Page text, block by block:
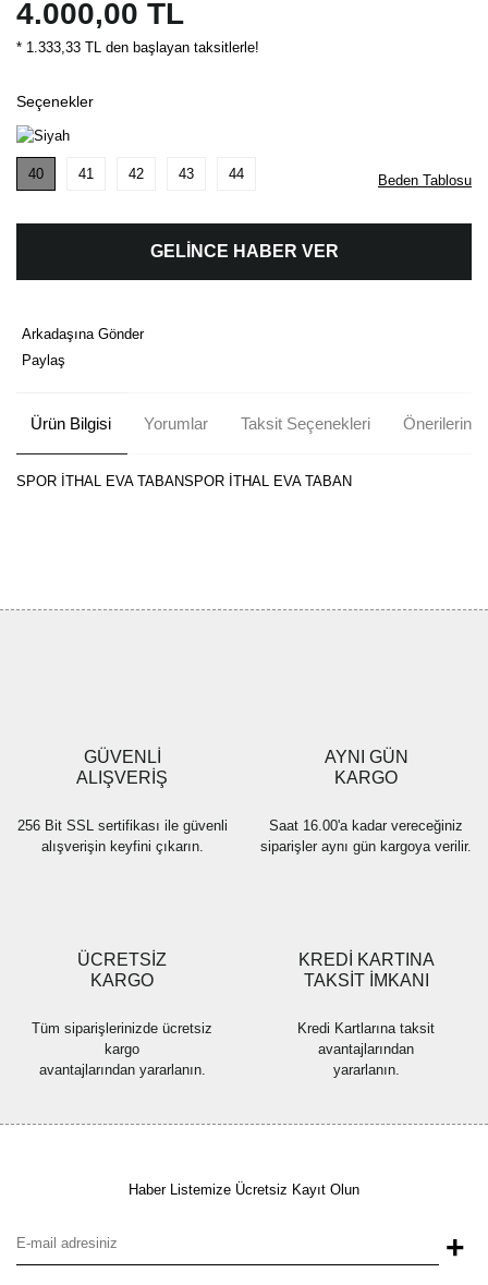
4.000,00 TL
* 1.333,33 TL den başlayan taksitlerle!
Seçenekler
40 41 42 43 44 Beden Tablosu
GELİNCE HABER VER
Arkadaşına Gönder
Paylaş
Ürün Bilgisi Yorumlar Taksit Seçenekleri Önerileriniz
SPOR İTHAL EVA TABANSPOR İTHAL EVA TABAN
Ürün fiyatı diğer sitelerden daha pahalı.
Bu ürüne benzer farklı alternatifler olmalı.
GÜVENLİ
ALIŞVERİŞ
256 Bit SSL sertifikası ile güvenli
alışverişin keyfini çıkarın.
AYNI GÜN
KARGO
Saat 16.00'a kadar vereceğiniz
siparişler aynı gün kargoya verilir.
ÜCRETSİZ
KARGO
Tüm siparişlerinizde ücretsiz
kargo
avantajlarından yararlanın.
KREDİ KARTINA
TAKSİT İMKANI
Kredi Kartlarına taksit
avantajlarından
yararlanın.
Haber Listemize Ücretsiz Kayıt Olun
+